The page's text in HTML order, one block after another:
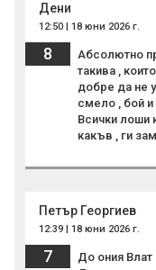
Дени
12:50 | 18 юни 2026 г.
8
Абсолютно
такива ,
добре да не
смело , бой и
Всички лоши
какъв , ги
Петър Георгиев
12:39 | 18 юни 2026 г.
7
До ония